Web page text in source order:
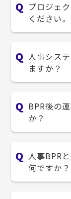
プロジェ
ください。
人事シス
ますか？
BPR後の
か？
人事BPR
何ですか？